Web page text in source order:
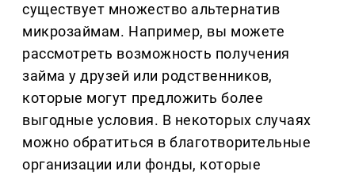
существует множество альтернатив
микрозаймам. Например, вы можете
рассмотреть возможность получения
займа у друзей или родственников,
которые могут предложить более
выгодные условия. В некоторых случаях
можно обратиться в благотворительные
организации или фонды, которые